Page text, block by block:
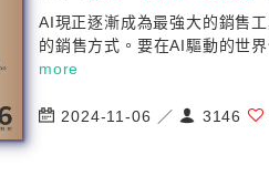
AI現正逐漸成為最強大的銷售
的銷售方式。要在AI驅動的世
more
2024-11-06 ／ 3146